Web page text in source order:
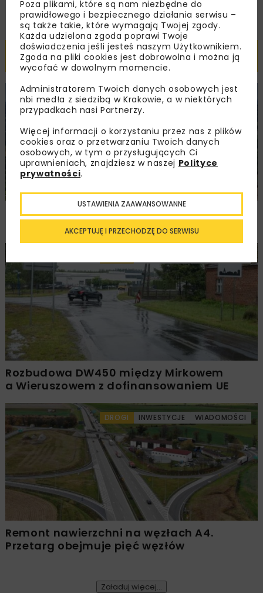
Powiązane artykuły
KOLEJ WIADOMOŚCI INWESTYCJE
PKP PLK ogłosiły przetarg na odcinek Gdów
– Szczyrzyc projektu Podłęże–Piekiełko
Rozbudowa DW450 między Mirkowem
a Wieruszowem z dofinansowaniem UE
DROGI INWESTYCJE WIADOMOŚCI
Remont nawierzchni na węzłach A4.
Przetarg obejmuje pięć węzłów
Załaduj więcej...
Poza plikami, które są nam niezbędne do
prawidłowego i bezpiecznego działania serwisu –
są także takie, które wymagają Twojej zgody.
Każda udzielona zgoda poprawi Twoje
doświadczenia jeśli jesteś naszym Użytkownikiem.
Zgoda na pliki cookies jest dobrowolna i można ją
wycofać w dowolnym momencie.
Administratorem Twoich danych osobowych jest
nbi med!a z siedzibą w Krakowie, a w niektórych
przypadkach nasi Partnerzy.
Więcej informacji o korzystaniu przez nas z plików
cookies oraz o przetwarzaniu Twoich danych
osobowych, w tym o przysługujących Ci
uprawnieniach, znajdziesz w naszej Polityce
prywatności.
AKCEPTUJĘ I PRZECHODZĘ DO SERWISU
USTAWIENIA ZAAWANSOWANNE